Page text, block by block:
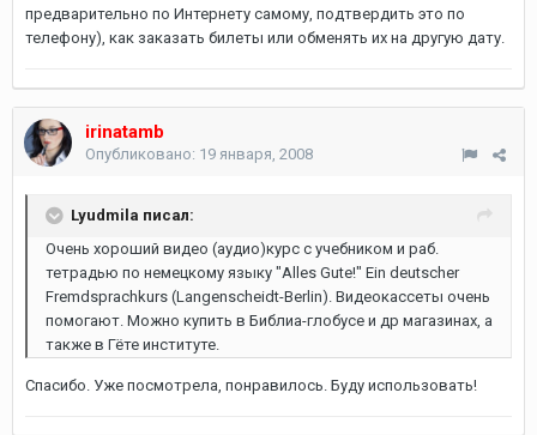
предварительно по Интернету самому, подтвердить это по
телефону), как заказать билеты или обменять их на другую дату.
irinatamb
Опубликовано: 19 января, 2008
Lyudmila писал:
Очень хороший видео (аудио)курс с учебником и раб.
тетрадью по немецкому языку "Alles Gute!" Ein deutscher
Fremdsprachkurs (Langenscheidt-Berlin). Видеокассеты очень
помогают. Можно купить в Библиа-глобусе и др магазинах, а
также в Гёте институте.
Спасибо. Уже посмотрела, понравилось. Буду использовать!